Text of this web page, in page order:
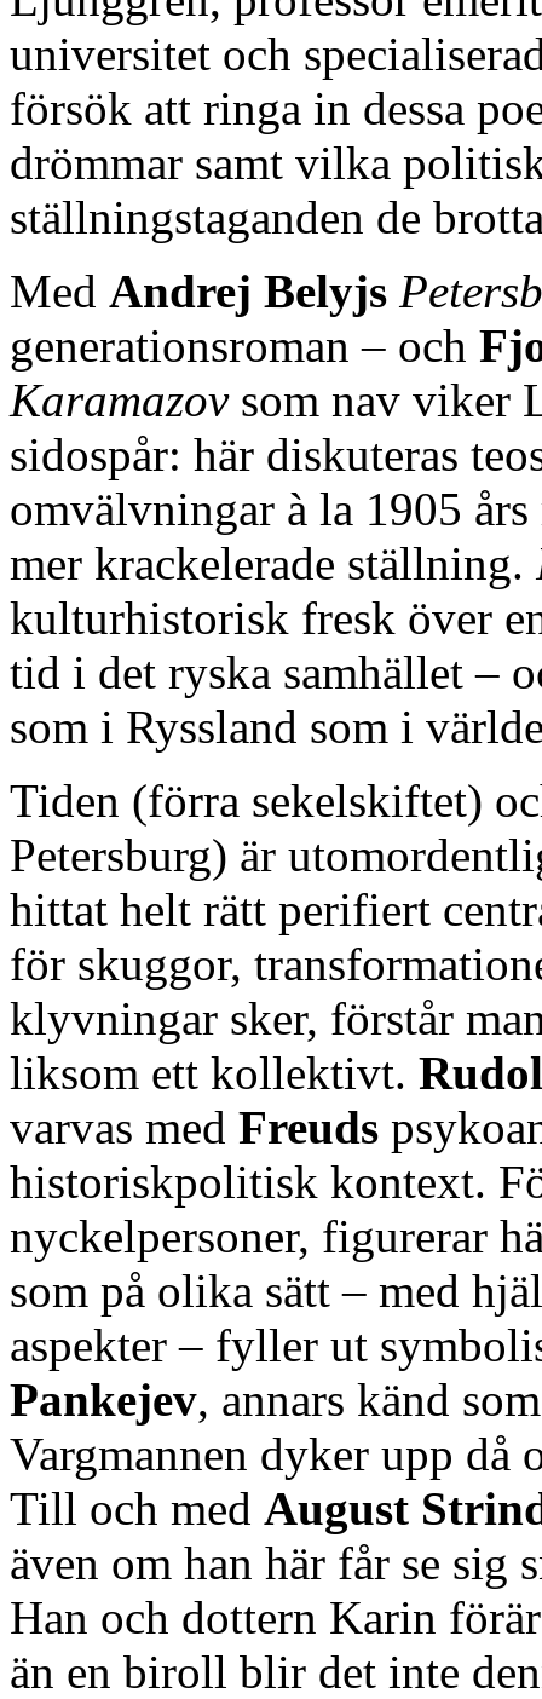
universitet och
försök att ringa in dessa
drömmar samt vilka
ställningstaganden de
Med Andrej Belyjs
generationsroman – och
Karamazovsom nav viker
sidospår: här diskuteras
omvälvningar à la 1905
mer krackelerade ställning.
kulturhistorisk fresk över
tid i det ryska samhället –
som i Ryssland som i
Tiden (förra sekelskiftet)
Petersburg) är
hittat helt rätt perifiert
för skuggor,
klyvningar sker, förstår
liksom ett kollektivt.
varvas med Freuds
historiskpolitisk kontext.
nyckelpersoner, figurerar
som på olika sätt – med
aspekter – fyller ut
Pankejev, annars känd
Vargmannen dyker upp då
Till och med August
även om han här får se sig
Han och dottern Karin
än en biroll blir det inte